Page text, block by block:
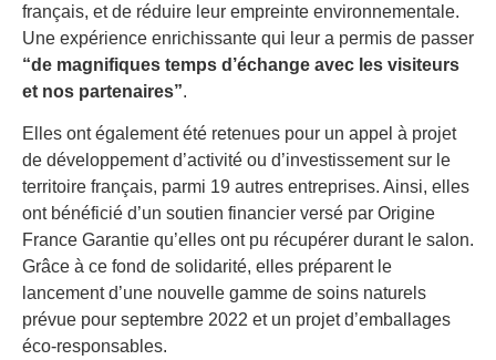
français, et de réduire leur empreinte environnementale.
Une expérience enrichissante qui leur a permis de passer
“de magnifiques temps d’échange avec les visiteurs
et nos partenaires”.
Elles ont également été retenues pour un appel à projet
de développement d’activité ou d’investissement sur le
territoire français, parmi 19 autres entreprises. Ainsi, elles
ont bénéficié d’un soutien financier versé par Origine
France Garantie qu’elles ont pu récupérer durant le salon.
Grâce à ce fond de solidarité, elles préparent le
lancement d’une nouvelle gamme de soins naturels
prévue pour septembre 2022 et un projet d’emballages
éco-responsables.